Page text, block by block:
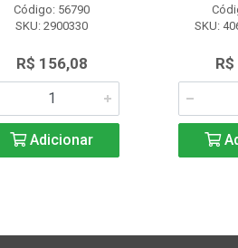
Código: 56790
SKU: 2900330
R$ 156,08
Adicionar
SKU: